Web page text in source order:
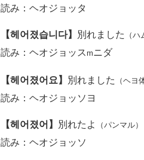
読み：ヘオジョッタ
【헤어졌습니다】 別れました （ハ
読み：ヘオジョッス m ニダ
【헤어졌어요】 別れました （ヘヨ
読み：ヘオジョッソヨ
【헤어졌어】 別れたよ （パンマル）
読み：ヘオジョッソ